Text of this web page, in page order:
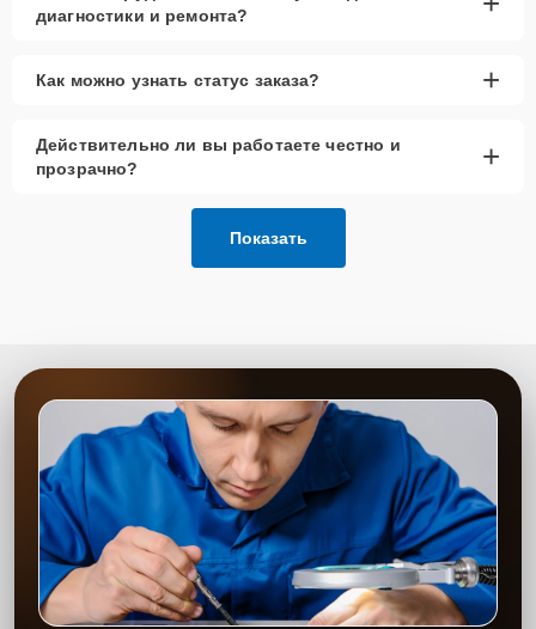
диагностики и ремонта?
Как можно узнать статус заказа? +
Действительно ли вы работаете честно и
прозрачно?
+
Показать